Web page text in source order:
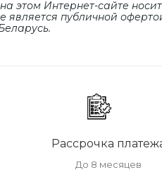
этом Интернет-сайте
является публичной
Рассрочка
До 8 месяцев